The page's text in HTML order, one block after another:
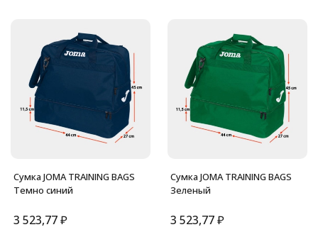
Сумка JOMA TRAINING BAGS
Темно синий
3 523,77₽
Сумка JOMA TRAINING BAGS
Зеленый
3 523,77₽